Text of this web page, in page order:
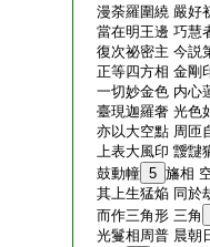
漫荼羅圍繞 嚴好
當在明王邊 巧慧
復次祕密主 今説
正等四方相 金剛
一切妙金色 内心
臺現迦羅奢 光色
亦以大空點 周匝
上表大風印 靉靆
鼓動幢 5 旛相
其上生猛焔 同於
而作三角形 三角
光鬘相周普 晨朝